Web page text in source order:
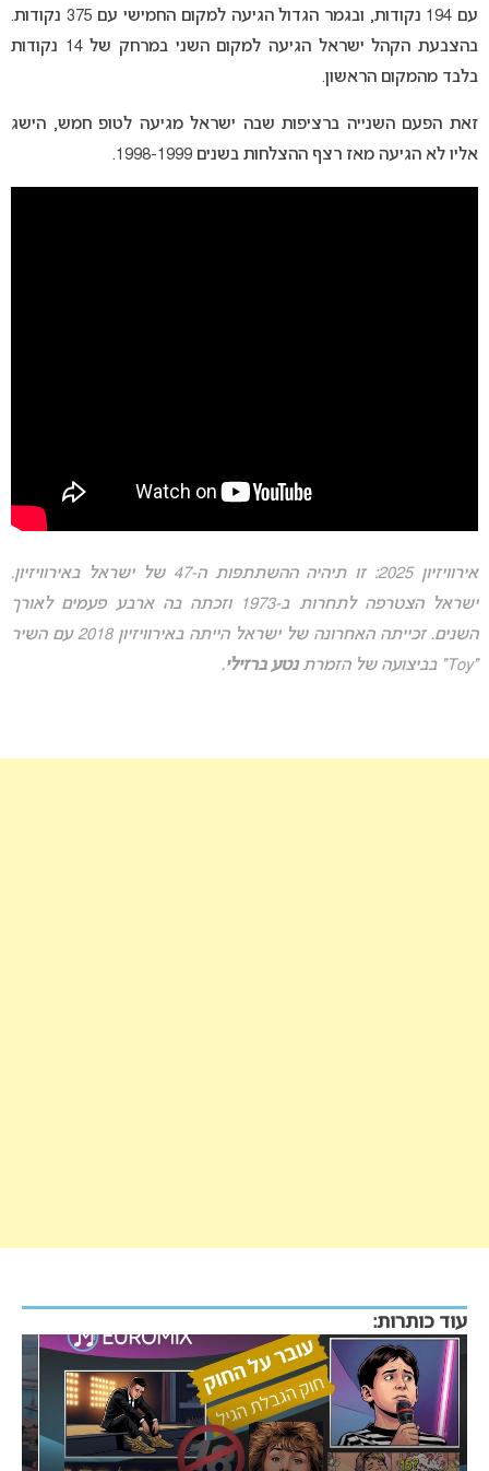
עם 194 נקודות, ובגמר הגדול הגיעה למקום החמישי עם 375 נקודות.
בהצבעת הקהל ישראל הגיעה למקום השני במרחק של 14 נקודות
בלבד מהמקום הראשון.
זאת הפעם השנייה ברציפות שבה ישראל מגיעה לטופ חמש, הישג
אליו לא הגיעה מאז רצף ההצלחות בשנים 1998-1999.
אירוויזיון 2025: זו תיהיה ההשתתפות ה-47 של ישראל באירוויזיון.
ישראל הצטרפה לתחרות ב-1973 וזכתה בה ארבע פעמים לאורך
השנים. זכייתה האחרונה של ישראל הייתה באירוויזיון 2018 עם השיר
“Toy” בביצועה של הזמרת
נטע ברזילי.
עוד כותרות: